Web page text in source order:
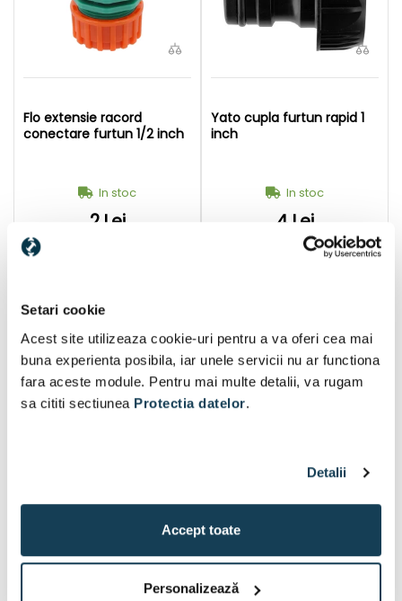
Setari cookie
Acest site utilizeaza cookie-uri pentru a va oferi cea mai
buna experienta posibila, iar unele servicii nu ar functiona
fara aceste module. Pentru mai multe detalii, va rugam
sa cititi sectiunea Protectia datelor.
Detalii
Accept toate
Personalizează
Flo extensie racord
conectare furtun 1/2 inch
In stoc
2 Lei
Yato cupla furtun rapid 1
inch
In stoc
4 Lei
În coș
Flo extensie racord
conectare furtun 1/2-3/4
Flo cupla furtun rapid cu
filet exterior, 3/4 inch